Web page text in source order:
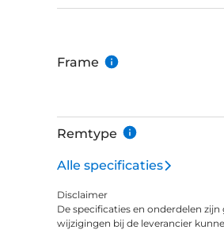
Frame
Remtype
Alle specificaties
Disclaimer
De specificaties en onderdelen zijn
wijzigingen bij de leverancier